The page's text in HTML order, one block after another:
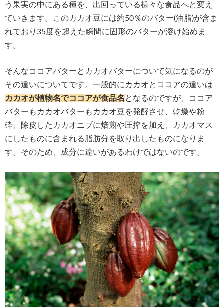
う果実の中にある種を、出回っている様々な食品へと変え
ていきます。このカカオ豆には約50％のバター(油脂)が含ま
れており35度を超えた瞬間に固形のバターが溶け始めま
す。
そんなココアバターとカカオバターについて気になるのが
その違いについてです。一般的にカカオとココアの違いは
カカオが植物名でココアが食品名 となるのですが、ココア
バターもカカオバターもカカオ豆を発酵させ、乾燥や粉
砕、除皮したカカオニブに焙煎や圧搾を加え、カカオマス
にしたものに含まれる脂肪分を取り出したものになりま
す。そのため、成分に違いがあるわけではないのです。